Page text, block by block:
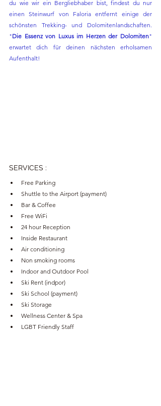
du wie wir ein Bergliebhaber bist, findest du nur
einen Steinwurf von Faloria entfernt einige der
schönsten Trekking- und Dolomitenlandschaften.
"Die Essenz von Luxus im Herzen der Dolomiten"
erwartet dich für deinen nächsten erholsamen
Aufenthalt!
SERVICES :
Free Parking
Shuttle to the Airport (payment)
Bar & Coffee
Free WiFi
24 hour Reception
Inside Restaurant
Air conditioning
Non smoking rooms
Indoor and Outdoor Pool
Ski Rent (indpor)
Ski School (payment)
Ski Storage
Wellness Center & Spa
LGBT Friendly Staff